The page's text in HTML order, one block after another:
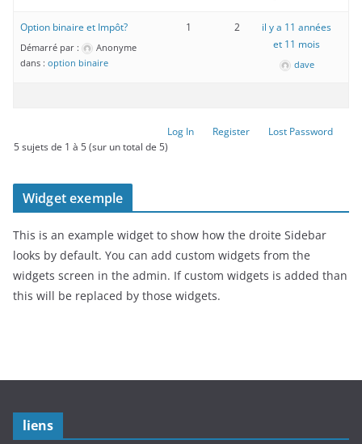
Option binaire et Impôt?
Démarré par :
Anonyme
dans : option binaire
1 2
il y a 11 années
et 11 mois
dave
Log In Register
Lost Password
5 sujets de 1 à 5 (sur un total de 5)
Widget exemple
This is an example widget to show how the droite Sidebar
looks by default. You can add custom widgets from the
widgets screen in the admin. If custom widgets is added than
this will be replaced by those widgets.
liens